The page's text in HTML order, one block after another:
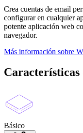
Crea cuentas de email
configurar en cualquier
potente aplicación web
navegador.
Más información sobre
Características
Básico